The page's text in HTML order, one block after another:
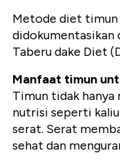
Metode diet
didokumentasikan
Taberu dake Diet
Manfaat timun
Timun tidak hanya
nutrisi seperti
serat. Serat
sehat dan